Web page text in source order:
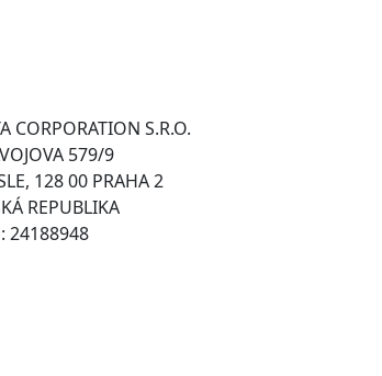
CORPORATION S.R.O.
579/9
128 00 PRAHA 2
REPUBLIKA
24188948